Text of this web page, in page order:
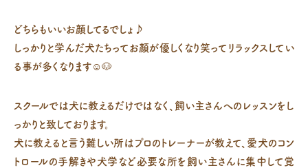
どちらもいいお顔してるでしょ♪
しっかりと学んだ犬たちってお顔が優しくなり笑ってリラックスしてい
る事が多くなります☺️🐶
スクールでは犬に教えるだけではなく、飼い主さんへのレッスンをし
っかりと致しております。
犬に教えると言う難しい所はプロのトレーナーが教えて、愛犬のコン
トロールの手解きや犬学など必要な所を飼い主さんに集中して覚